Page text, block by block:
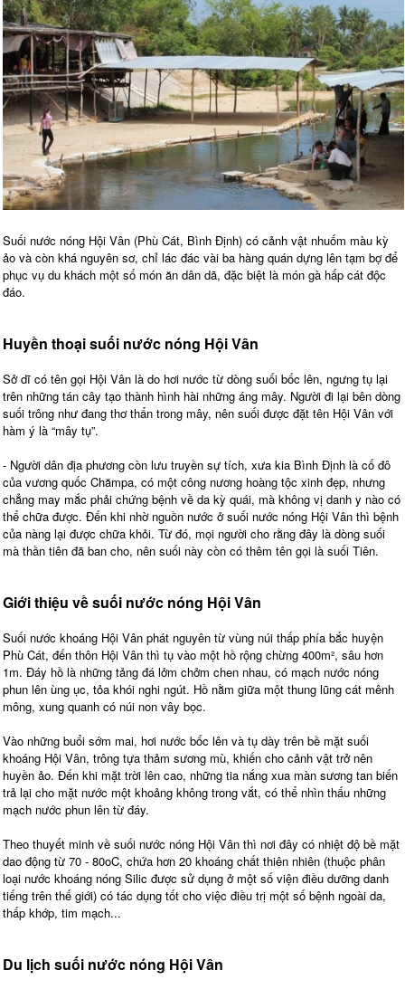
Suối nước nóng Hội Vân (Phù Cát, Bình Định) có cảnh vật nhuốm màu kỳ
ảo và còn khá nguyên sơ, chỉ lác đác vài ba hàng quán dựng lên tạm bợ để
phục vụ du khách một số món ăn dân dã, đặc biệt là món gà hấp cát độc
đáo.
Huyền thoại suối nước nóng Hội Vân
Sở dĩ có tên gọi Hội Vân là do hơi nước từ dòng suối bốc lên, ngưng tụ lại
trên những tán cây tạo thành hình hài những áng mây. Người đi lại bên dòng
suối trông như đang thơ thẩn trong mây, nên suối được đặt tên Hội Vân với
hàm ý là “mây tụ”.
- Người dân địa phương còn lưu truyền sự tích, xưa kia Bình Định là cố đô
của vương quốc Chămpa, có một công nương hoàng tộc xinh đẹp, nhưng
chẳng may mắc phải chứng bệnh về da kỳ quái, mà không vị danh y nào có
thể chữa được. Đến khi nhờ nguồn nước ở suối nước nóng Hội Vân thì bệnh
của nàng lại được chữa khỏi. Từ đó, mọi người cho rằng đây là dòng suối
mà thần tiên đã ban cho, nên suối này còn có thêm tên gọi là suối Tiên.
Giới thiệu về suối nước nóng Hội Vân
Suối nước khoáng Hội Vân phát nguyên từ vùng núi thấp phía bắc huyện
Phù Cát, đến thôn Hội Vân thì tụ vào một hồ rộng chừng 400m², sâu hơn
1m. Đáy hồ là những tảng đá lởm chởm chen nhau, có mạch nước nóng
phun lên ùng ục, tỏa khói nghi ngút. Hồ nằm giữa một thung lũng cát mênh
mông, xung quanh có núi non vây bọc.
Vào những buổi sớm mai, hơi nước bốc lên và tụ dày trên bề mặt suối
khoáng Hội Vân, trông tựa thảm sương mù, khiến cho cảnh vật trở nên
huyền ảo. Đến khi mặt trời lên cao, những tia nắng xua màn sương tan biến
trả lại cho mặt nước một khoảng không trong vắt, có thể nhìn thấu những
mạch nước phun lên từ đáy.
Theo thuyết minh về suối nước nóng Hội Vân thì nơi đây có nhiệt độ bề mặt
dao động từ 70 - 80oC, chứa hơn 20 khoáng chất thiên nhiên (thuộc phân
loại nước khoáng nóng Silic được sử dụng ở một số viện điều dưỡng danh
tiếng trên thế giới) có tác dụng tốt cho việc điều trị một số bệnh ngoài da,
thấp khớp, tim mạch...
Du lịch suối nước nóng Hội Vân